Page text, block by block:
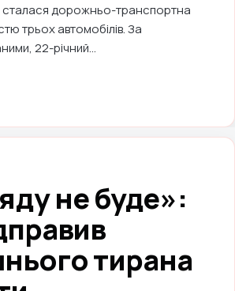
сталася дорожньо-транспортна
трьох автомобілів. За
22-річний...